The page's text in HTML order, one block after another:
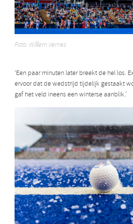
Foto: Willem Vernes
‘Een paar minuten later breekt de hel los.
ervoor dat de wedstrijd tijdelijk gestaakt
gaf het veld ineens een winterse aanblik.’